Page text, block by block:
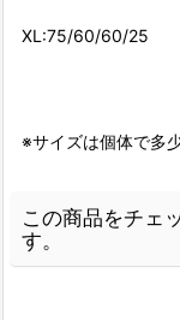
XL:75/60/60/25
※サイズは個体で多
この商品をチェ
す。